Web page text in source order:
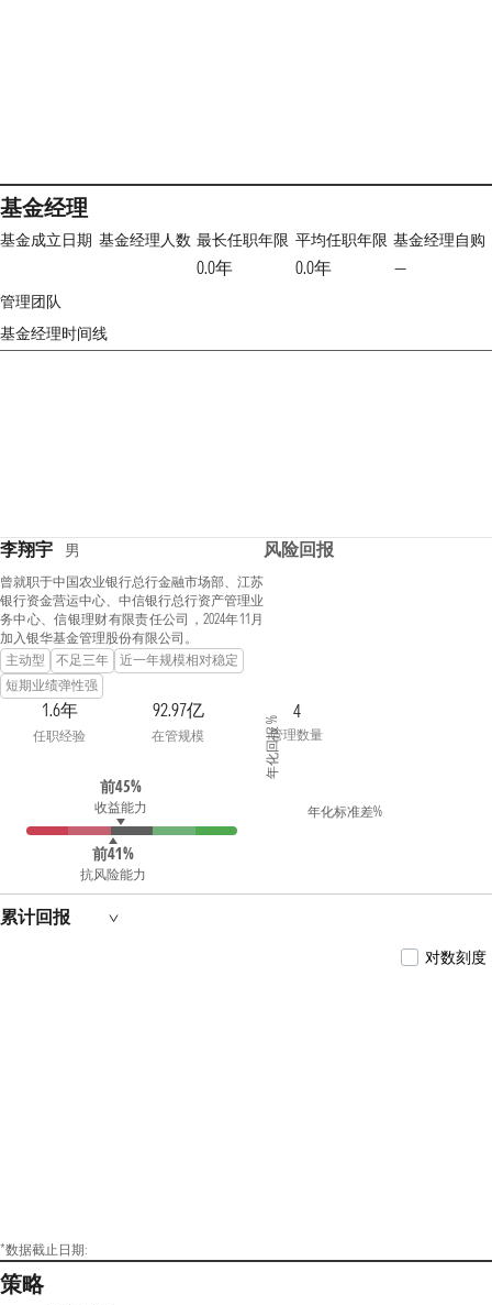
基金经理
基金成立日期 基金经理人数 最长任职年限
0.0年
平均任职年限
0.0年
基金经理自购
—
管理团队
基金经理时间线
李翔宇 男
曾就职于中国农业银行总行金融市场部、江苏
银行资金营运中心、中信银行总行资产管理业
务中心、信银理财有限责任公司，2024年11月
加入银华基金管理股份有限公司。
主动型
不足三年
近一年规模相对稳定
短期业绩弹性强
1.6年
任职经验
92.97亿
在管规模
4
管理数量
前45%
收益能力
前41%
抗风险能力
风险回报
年化回报 %
年化标准差%
累计回报
对数刻度
*数据截止日期:
策略